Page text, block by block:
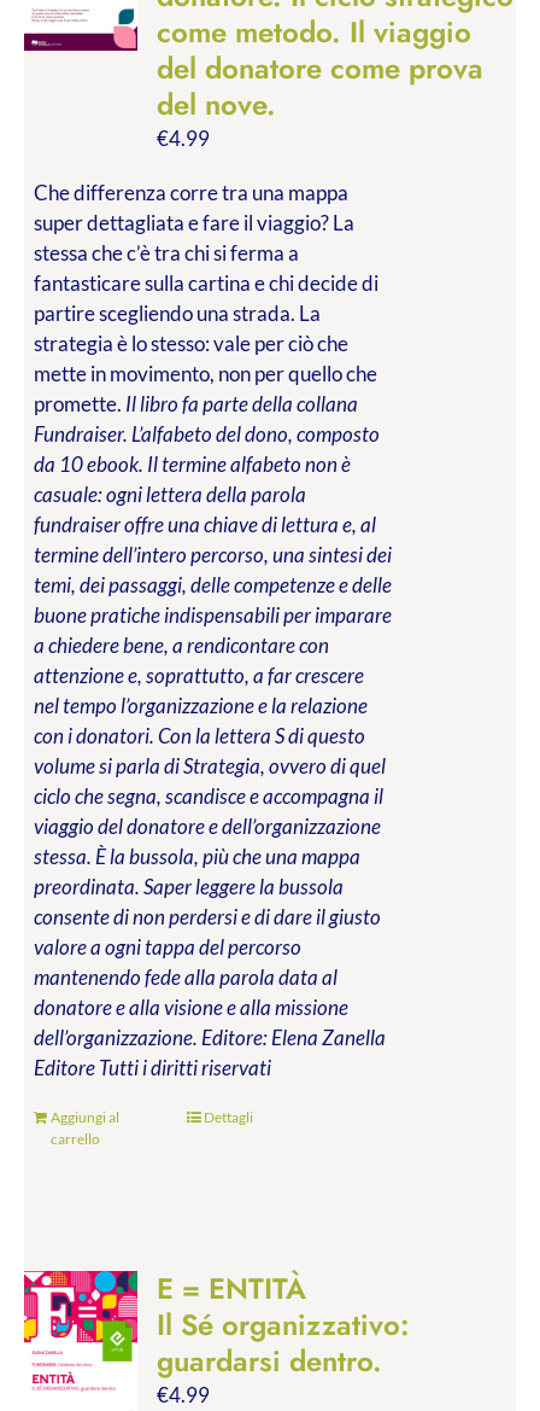
come metodo. Il viaggio
del donatore come prova
del nove.
€4.99
Che differenza corre tra una mappa
super dettagliata e fare il viaggio? La
stessa che c’è tra chi si ferma a
fantasticare sulla cartina e chi decide di
partire scegliendo una strada. La
strategia è lo stesso: vale per ciò che
mette in movimento, non per quello che
promette. Il libro fa parte della collana
Fundraiser. L’alfabeto del dono, composto
da 10 ebook. Il termine alfabeto non è
casuale: ogni lettera della parola
fundraiser offre una chiave di lettura e, al
termine dell’intero percorso, una sintesi dei
temi, dei passaggi, delle competenze e delle
buone pratiche indispensabili per imparare
a chiedere bene, a rendicontare con
attenzione e, soprattutto, a far crescere
nel tempo l’organizzazione e la relazione
con i donatori. Con la lettera S di questo
volume si parla di Strategia, ovvero di quel
ciclo che segna, scandisce e accompagna il
viaggio del donatore e dell’organizzazione
stessa. È la bussola, più che una mappa
preordinata. Saper leggere la bussola
consente di non perdersi e di dare il giusto
valore a ogni tappa del percorso
mantenendo fede alla parola data al
donatore e alla visione e alla missione
dell’organizzazione. Editore: Elena Zanella
EditoreTutti i diritti riservati
Aggiungi al
carrello
Dettagli
E = ENTITÀ
Il Sé organizzativo:
guardarsi dentro.
€4.99